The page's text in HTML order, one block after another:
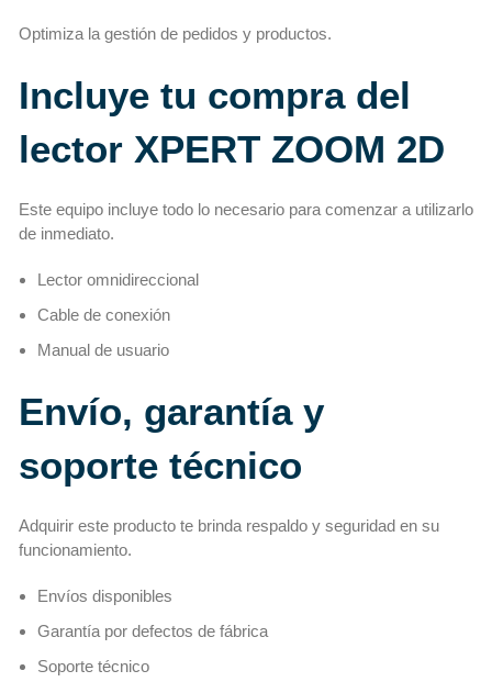
Optimiza la gestión de pedidos y productos.
Incluye tu compra del
lector XPERT ZOOM 2D
Este equipo incluye todo lo necesario para comenzar a utilizarlo
de inmediato.
Lector omnidireccional
Cable de conexión
Manual de usuario
Envío, garantía y
soporte técnico
Adquirir este producto te brinda respaldo y seguridad en su
funcionamiento.
Envíos disponibles
Garantía por defectos de fábrica
Soporte técnico